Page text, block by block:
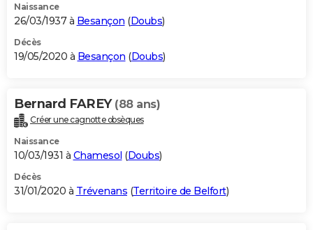
Naissance
26/03/1937 à Besançon (Doubs)
Décès
19/05/2020 à Besançon (Doubs)
Bernard FAREY (88 ans)
Créer une cagnotte obsèques
Naissance
10/03/1931 à Chamesol (Doubs)
Décès
31/01/2020 à Trévenans (Territoire de Belfort)